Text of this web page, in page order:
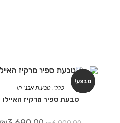
מבצע!
כללי,טבעות אבני חן
טבעת ספיר מרקיז האיילו